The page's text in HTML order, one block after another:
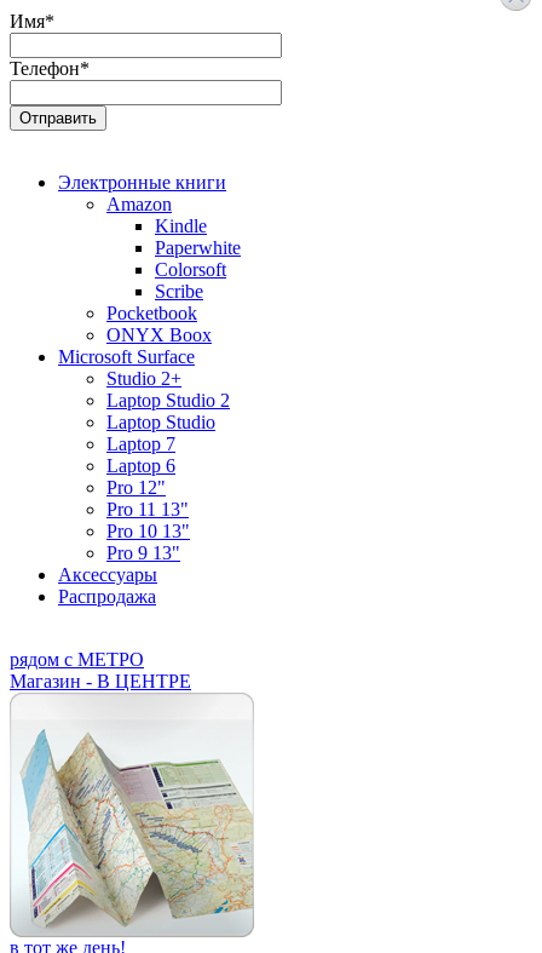
Имя*
Телефон*
Электронные книги
Amazon
Kindle
Paperwhite
Colorsoft
Scribe
Pocketbook
ONYX Boox
Microsoft Surface
Studio 2+
Laptop Studio 2
Laptop Studio
Laptop 7
Laptop 6
Pro 12"
Pro 11 13"
Pro 10 13"
Pro 9 13"
Аксессуары
Распродажа
рядом с МЕТРО
Магазин - В ЦЕНТРЕ
в тот же день!